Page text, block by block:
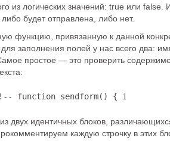
из логических значений: true или false.
будет отправлена, либо нет.
функцию, привязанную к данной
заполнения полей у нас всего два:
простое — это проверить
function sendform() { if
двух идентичных блоков,
каждую строчку в этих